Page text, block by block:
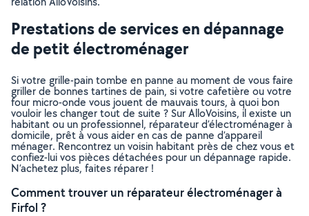
Prestations de services en dépannage
de petit électroménager
Si votre grille-pain tombe en panne au moment de vous faire
griller de bonnes tartines de pain, si votre cafetière ou votre
four micro-onde vous jouent de mauvais tours, à quoi bon
vouloir les changer tout de suite ? Sur AlloVoisins, il existe un
habitant ou un professionnel, réparateur d’électroménager à
domicile, prêt à vous aider en cas de panne d’appareil
ménager. Rencontrez un voisin habitant près de chez vous et
confiez-lui vos pièces détachées pour un dépannage rapide.
N’achetez plus, faites réparer !
Comment trouver un réparateur électroménager à
Firfol ?